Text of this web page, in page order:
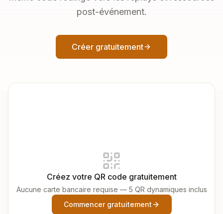
post-événement.
Créer gratuitement
Créez votre QR code gratuitement
Aucune carte bancaire requise — 5 QR dynamiques inclus
Commencer gratuitement